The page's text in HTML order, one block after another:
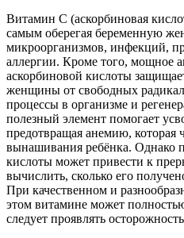
Витамин С (аскорбиновая
самым оберегая беременную
микроорганизмов, инфекций,
аллергии. Кроме того, мощное
аскорбиновой кислоты
женщины от свободных
процессы в организме и
полезный элемент помогает
предотвращая анемию, которая
вынашивания ребёнка. Однако
кислоты может привести к
вычислить, сколько его
При качественном и
этом витамине может
следует проявлять